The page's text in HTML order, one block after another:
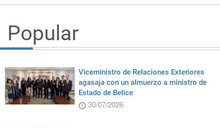
Popular
Viceministro de Relaciones Exteriores
agasaja con un almuerzo a ministro de
Estado de Belice
30/07/2026